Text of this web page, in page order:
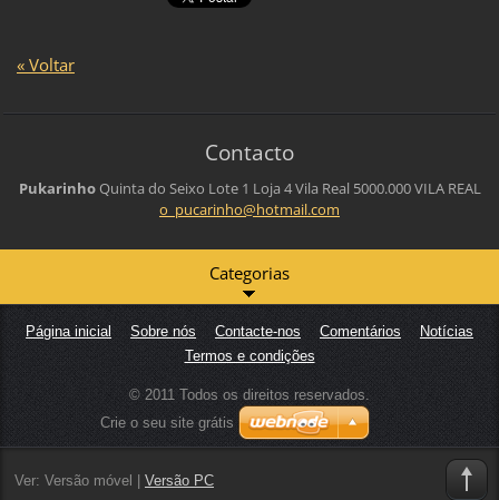
« Voltar
Contacto
PukarinhoQuinta do Seixo Lote 1 Loja 4Vila Real 5000.000 VILA REAL
o_pucarinho@hotmail.com
Categorias
Página inicial Sobre nós Contacte-nos Comentários
Notícias
Termos e condições
© 2011 Todos os direitos reservados.
Crie o seu site grátis
Ver: Versão móvel Versão PC